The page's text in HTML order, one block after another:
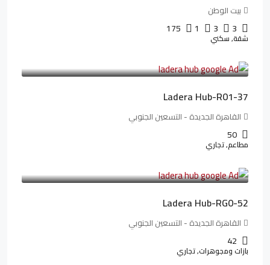
بيت الوطن
3
3
1
175
شقة, سكني
Ladera Hub-R01-37
القاهرة الجديدة - التسعين الجنوبي
50
مطاعم, تجاري
Ladera Hub-RG0-52
القاهرة الجديدة - التسعين الجنوبي
42
بازات ومجوهرات, تجاري